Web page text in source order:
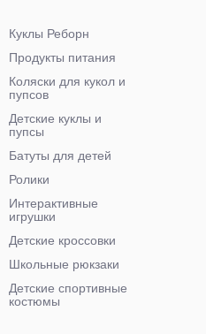
Куклы Реборн
Продукты питания
Коляски для кукол и
пупсов
Детские куклы и
пупсы
Батуты для детей
Ролики
Интерактивные
игрушки
Детские кроссовки
Школьные рюкзаки
Детские спортивные
костюмы